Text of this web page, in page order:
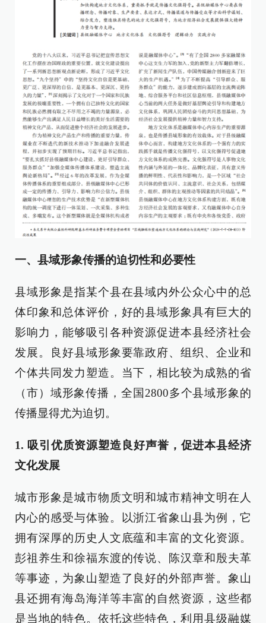
一、县域形象传播的迫切性和必要性
县域形象是指某个县在县域内外公众心中的总
体印象和总体评价，好的县域形象具有巨大的
影响力，能够吸引各种资源促进本县经济社会
发展。良好县域形象要靠政府、组织、企业和
个体共同发力塑造。当下，相比较为成熟的省
（市）域形象传播，全国2800多个县域形象的
传播显得尤为迫切。
1. 吸引优质资源塑造良好声誉，促进本县经济
文化发展
城市形象是城市物质文明和城市精神文明在人
内心的感受与体验。以浙江省象山县为例，它
拥有深厚的历史人文底蕴和丰富的文化资源。
彭祖养生和徐福东渡的传说、陈汉章和殷夫革
等事迹，为象山塑造了良好的外部声誉。象山
县还拥有海岛海洋等丰富的自然资源，这些都
是当地的特色。依托这些特色，利用县级融媒